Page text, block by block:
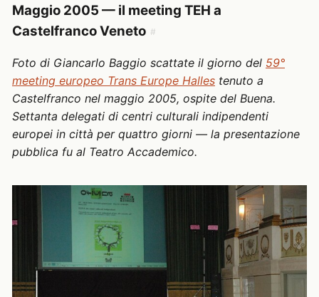
Maggio 2005 — il meeting TEH a
Castelfranco Veneto #
Foto di Giancarlo Baggio scattate il giorno del 59°
meeting europeo Trans Europe Halles tenuto a
Castelfranco nel maggio 2005, ospite del Buena.
Settanta delegati di centri culturali indipendenti
europei in città per quattro giorni — la presentazione
pubblica fu al Teatro Accademico.